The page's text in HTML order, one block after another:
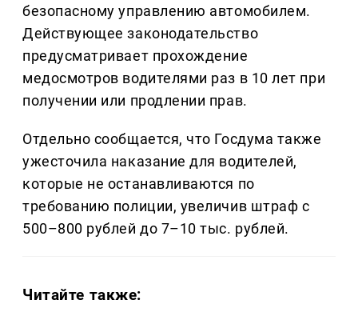
безопасному управлению автомобилем.
Действующее законодательство
предусматривает прохождение
медосмотров водителями раз в 10 лет при
получении или продлении прав.
Отдельно сообщается, что Госдума также
ужесточила наказание для водителей,
которые не останавливаются по
требованию полиции, увеличив штраф с
500–800 рублей до 7–10 тыс. рублей.
Читайте также: